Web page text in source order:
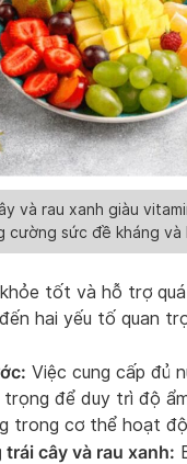
và rau xanh giàu
cường sức đề kháng
tốt và hỗ trợ
hai yếu tố quan
Việc cung cấp đủ
để duy trì độ
trong cơ thể hoạt
cây và rau xanh: